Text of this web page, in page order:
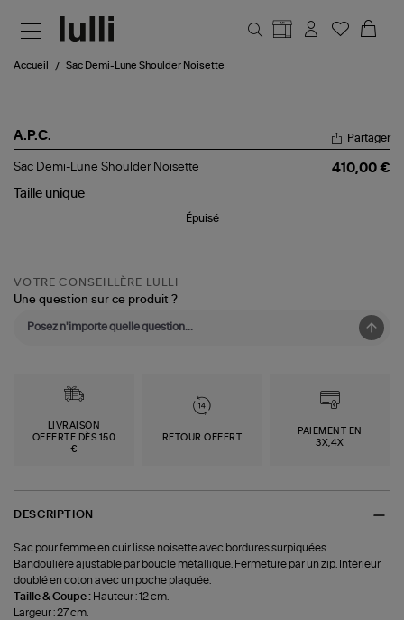
Accueil Sac Demi-Lune Shoulder Noisette
A.P.C.
Sac
Lune
Partager
Sac Demi-Lune Shoulder Noisette
410,00 €
Taille unique
Épuisé
VOTRE CONSEILLÈRE LULLI
Une question sur ce produit ?
LIVRAISON
OFFERTE DÈS 150
€
RETOUR OFFERT
PAIEMENT EN
3X,4X
DESCRIPTION
Sac pour femme en cuir lisse noisette avec bordures surpiquées.
Bandoulière ajustable par boucle métallique. Fermeture par un zip. Intérieur
doublé en coton avec un poche plaquée.
Taille & Coupe : Hauteur : 12 cm.
Largeur : 27 cm.